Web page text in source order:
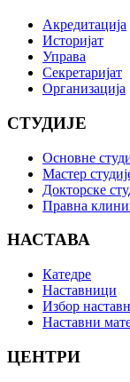
Акредитација
Историјат
Управа
Секретаријат
Организација
СТУДИЈЕ
Основне
Мастер
Докторске
Правна
НАСТАВА
Катедре
Наставници
Избор
Наставни
ЦЕНТРИ